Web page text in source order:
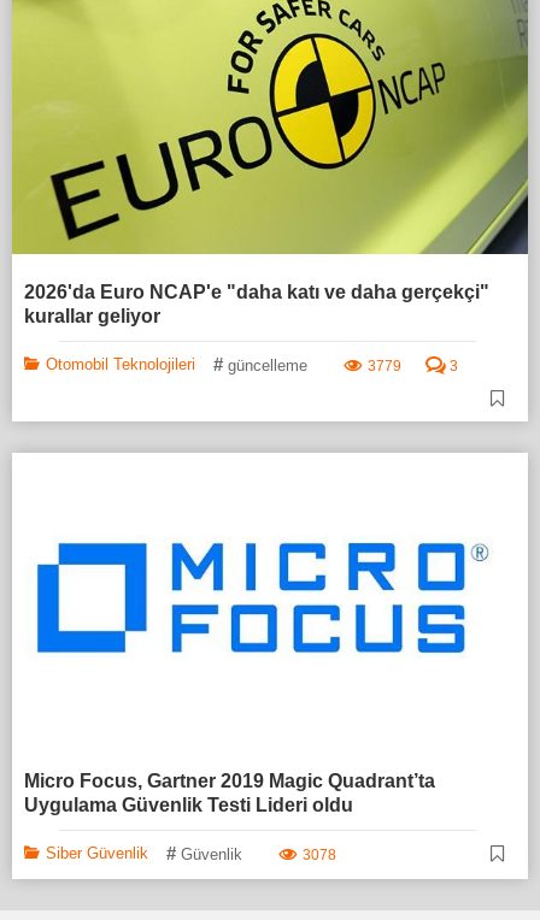
2026'da Euro NCAP'e "daha katı ve daha gerçekçi"
kurallar geliyor
Otomobil Teknolojileri # güncelleme 3779 3
Micro Focus, Gartner 2019 Magic Quadrant’ta
Uygulama Güvenlik Testi Lideri oldu
Siber Güvenlik # Güvenlik 3078